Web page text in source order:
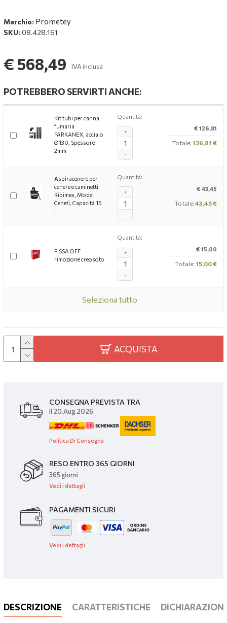
Marchio: Prometey
SKU: 08.428.161
€ 568,49 IVA inclusa
POTREBBERO SERVIRTI ANCHE:
Kit tubi per canna
fumaria
PARKANEX, acciaio
Ø130, Spessore
2mm
Quantità:
-
+ € 126,81
Totale: 126,81 €
Aspiracenere per
cenere e caminetti
Ribimex, Model
Cenetì, Capacità 15
L
Quantità:
-
+ € 43,45
Totale: 43,45 €
PISSA OFF
rimozione creosoto
Quantità:
-
+ € 15,00
Totale: 15,00 €
Seleziona tutto
ACQUISTA
CONSEGNA PREVISTA TRA
il 20.Aug.2026
Politica Di Consegna
RESO ENTRO 365 GIORNI
365 giorni
Vedi i dettagli
PAGAMENTI SICURI
Vedi i dettagli
DESCRIZIONE CARATTERISTICHE